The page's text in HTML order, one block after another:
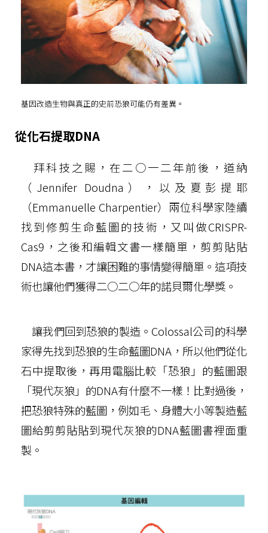
基因改造生物與真正的史前恐狼可能仍有差異。
從化石提取DNA
拜科技之賜，在二○一二年前後，道納
（Jennifer Doudna），以及夏彭提耶
（Emmanuelle Charpentier）兩位科學家陸續
找到修剪生命藍圖的技術，又叫做CRISPR-
Cas9，之後和編輯文書一樣簡單，剪剪貼貼
DNA這本書，才讓困難的事情變得簡單。這項技
術也讓他們獲得二○二○年的諾貝爾化學獎。
讓我們回到恐狼的製造。Colossal公司的科學
家得先找到恐狼的生命藍圖DNA，所以他們從化
石中提取後，再用電腦比較「恐狼」的藍圖跟
「現代灰狼」的DNA有什麼不一樣！比對過後，
把恐狼特殊的藍圖，例如毛、身體大小等製造藍
圖給剪剪貼貼到現代灰狼的DNA藍圖書裡面重
製。